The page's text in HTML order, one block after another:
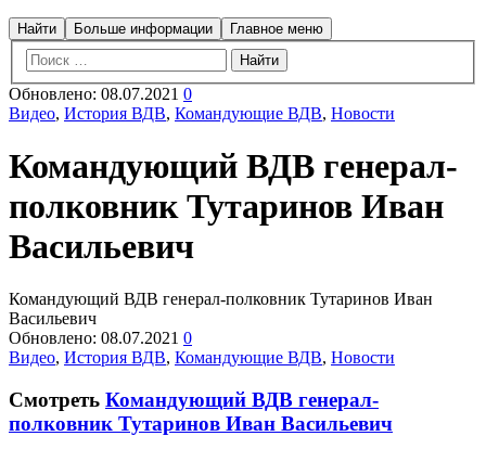
Найти Больше информации Главное меню
Обновлено: 08.07.2021 0
Видео, История ВДВ, Командующие ВДВ, Новости
Командующий ВДВ генерал-
полковник Тутаринов Иван
Васильевич
Командующий ВДВ генерал-полковник Тутаринов Иван
Васильевич
Обновлено: 08.07.2021 0
Видео, История ВДВ, Командующие ВДВ, Новости
Смотреть Командующий ВДВ генерал-
полковник Тутаринов Иван Васильевич